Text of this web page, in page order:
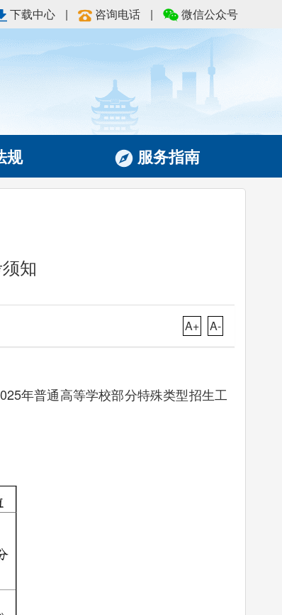
下载中心 | 咨询电话 | 微信公众号
规 服务指南
知
A+ A-
年普通高等学校部分特殊类型招生工